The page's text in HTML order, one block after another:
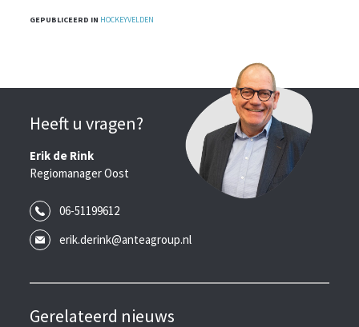
GEPUBLICEERD IN HOCKEYVELDEN
Heeft u vragen?
Erik de Rink
Regiomanager Oost
06-51199612
erik.derink@anteagroup.nl
Gerelateerd nieuws